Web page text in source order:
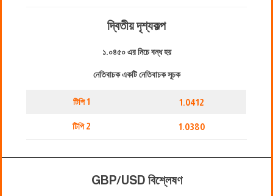
দ্বিতীয় দৃশ্যকল্প
১.০৪৫০ এর নিচে বন্ধ হয়
নেতিবাচক একটি নেতিবাচক সূচক
টিপি 1 1.0412
টিপি 2 1.0380
GBP/USD বিশ্লেষণ